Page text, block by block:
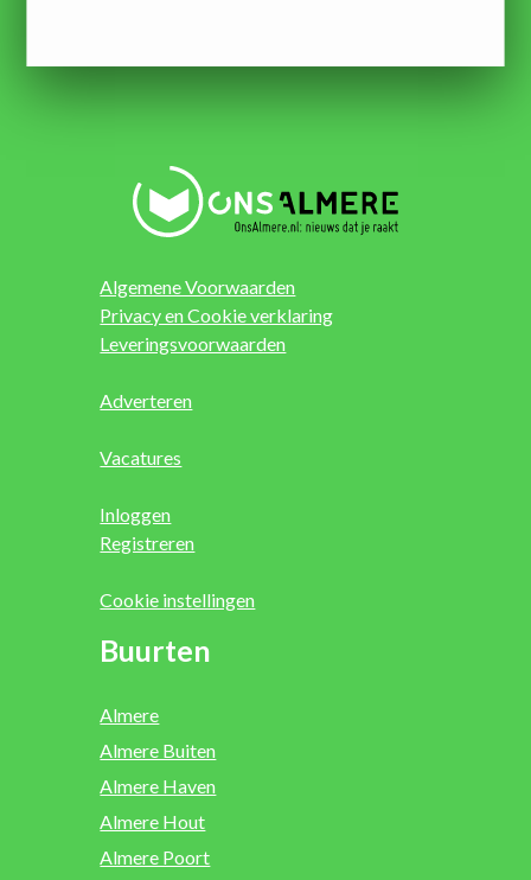
Algemene Voorwaarden
Privacy en Cookie verklaring
Leveringsvoorwaarden
Adverteren
Vacatures
Inloggen
Registreren
Cookie instellingen
Buurten
Almere
Almere Buiten
Almere Haven
Almere Hout
Almere Poort